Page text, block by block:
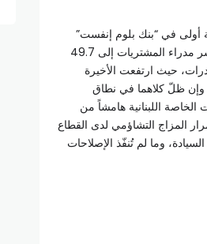
أيار 2026، قالت باحثة مشاركة أولى في “بنك بلوم إنفست”
ميرا سعيد: “يبدو أن الاقتصاد اللبناني التقط أنفاسه في أيار 2026، إذ ارتفع مؤشر مدراء المشتريات إلى 49.7
حيث ارتفعت الأخيرة
عند مستوى منخفض بلغ 30.0 في نيسان، وإن ظلّ كلاهما في نطاق
الخاصة اللبنانية هامشاً من
المزاج التشاؤمي لدى القطاع
وما لم تُنفّذ الإصلاحات